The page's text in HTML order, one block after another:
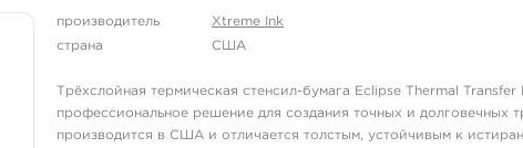
производитель
Xtreme Ink
страна
США
Трёхслойная термическая стенсил-бумага Eclipse Thermal
профессиональное решение для создания точных и долговечных
производится в США и отличается толстым, устойчивым к